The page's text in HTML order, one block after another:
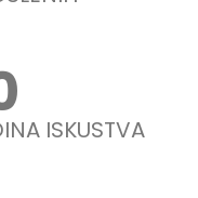
ISKUSTVA